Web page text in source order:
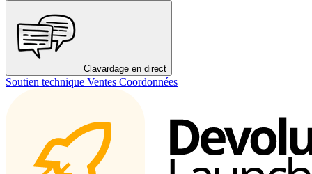
Clavardage en direct
Soutien technique Ventes Coordonnées